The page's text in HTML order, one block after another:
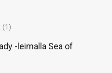
(1)
-leimalla Sea of